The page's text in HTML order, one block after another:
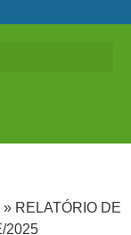
» RELATÓRIO DE
2025